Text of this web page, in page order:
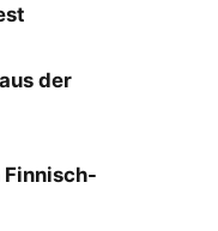
der
Finnisch-